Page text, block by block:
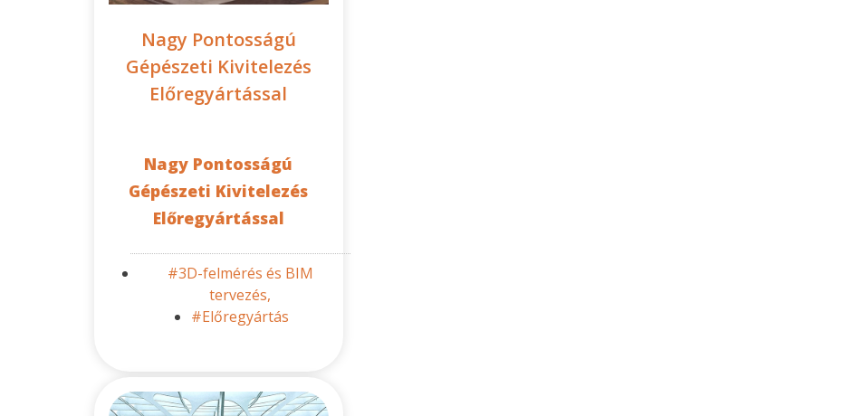
Nagy Pontosságú
Gépészeti Kivitelezés
Előregyártással
Nagy Pontosságú
Gépészeti Kivitelezés
Előregyártással
#3D-felmérés és BIM
tervezés,
#Előregyártás